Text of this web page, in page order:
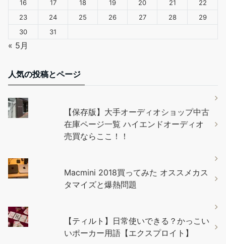
16 17 18 19 20 21
22
23
24 25 26 27 28
29
30
31
« 5月
人気の投稿とページ
【保存版】大手オーディオショップ中古
在庫ページ一覧 ハイエンドオーディオ
売買ならここ！！
Macmini 2018買ってみた オススメカス
タマイズと爆熱問題
【ティルト】日常使いできる？かっこい
いポーカー用語【エクスプロイト】